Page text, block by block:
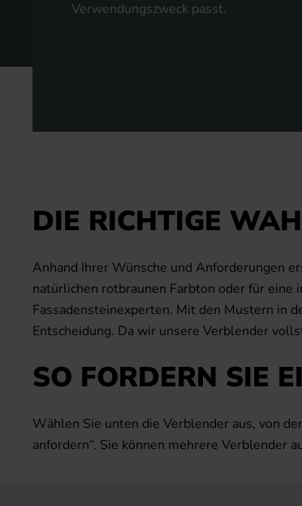
Verwendungszweck passt.
DIE RICHTIGE
Anhand Ihrer Wünsche und Anforderungen
natürlichen rotbraunen Farbton oder für eine
Fassadensteinexperten. Mit den Mustern in
Entscheidung. Da wir unsere Verblender
SO FORDERN SIE
Wählen Sie unten die Verblender aus, von
anfordern“. Sie können mehrere Verblender